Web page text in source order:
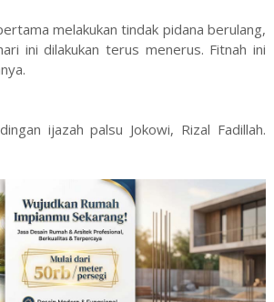
melakukan tindak pidana berulang,
ini dilakukan terus menerus. Fitnah ini
ijazah palsu Jokowi, Rizal Fadillah.